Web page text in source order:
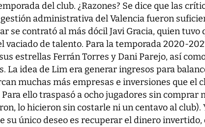
del club. ¿Razones? Se dice que las
administrativa del Valencia fueron
se contrató al más dócil Javi Gracia, quien tuvo
vaciado de talento. Para la temporada 2020-
estrellas Ferrán Torres y Dani Parejo, así
La idea de Lim era generar ingresos para
muchas más empresas e inversiones que el
ello traspasó a ocho jugadores sin comprar
lo hicieron sin costarle ni un centavo al
su único deseo es recuperar el dinero invertido,